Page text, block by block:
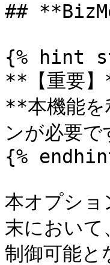
##
{% hint
**【重要
**本機能を
ンが必要
{%
本オプシ
末におい
制御可能と